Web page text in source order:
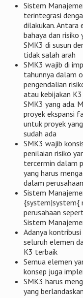
Sistem
terintegrasi
dilakukan.
bahaya dan risiko
SMK3 di susun
tidak salah arah
SMK3 wajib di
tahunnya dalam
pengendalian
atau kebijakan
SMK3 yang ada.
proyek ekspansi
untuk proyek
sudah ada
SMK3 wajib
penilaian risiko
tercermin dalam
yang harus
dalam perusahaan
Sistem
{system|system{
perusahaan
Sistem
Adanya
seluruh elemen
K3 terbaik
Semua elemen
konsep juga
SMK3 harus
yang